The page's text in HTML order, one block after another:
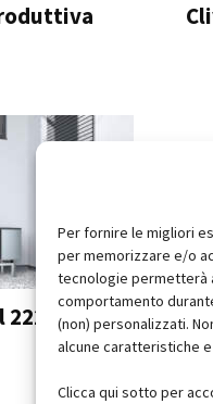
Per fornire le migliori
per memorizzare e/o
tecnologie permetterà
comportamento
(non) personalizzati.
alcune caratteristiche
Clicca qui sotto per
222-S by